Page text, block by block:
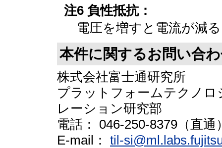
注6 負性抵抗：
電圧を増すと電流が減
本件に関するお問い合
株式会社富士通研究所
プラットフォームテクノ
レーション研究部
電話： 046-250-8379（直通
E-mail： til-